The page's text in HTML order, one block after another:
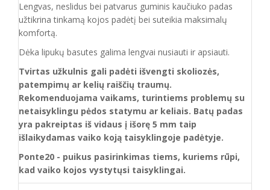
Lengvas, neslidus bei patvarus guminis kaučiuko padas
užtikrina tinkamą kojos padėtį bei suteikia maksimalų
komfortą.
Dėka lipukų basutes galima lengvai nusiauti ir apsiauti.
Tvirtas užkulnis gali padėti išvengti skoliozės,
patempimų ar kelių raiščių traumų.
Rekomenduojama vaikams, turintiems problemų su
netaisyklingu pėdos statymu ar keliais. Batų padas
yra pakreiptas iš vidaus į išorę 5 mm taip
išlaikydamas vaiko koją taisyklingoje padėtyje.
Ponte20 - puikus pasirinkimas tiems, kuriems rūpi,
kad vaiko kojos vystytųsi taisyklingai.